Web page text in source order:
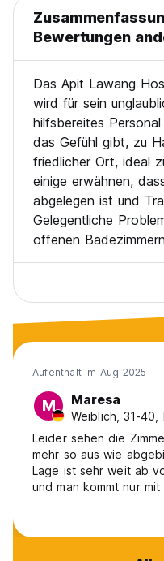
Bewertungen
Das Apit Lawang
wird für sein
hilfsbereites
das Gefühl gibt, zu
friedlicher Ort, ideal
einige erwähnen,
abgelegen ist und
Gelegentliche
offenen
Aufenthalt im Aug 2025
M Maresa
Leider sehen die
mehr so aus wie
Lage ist sehr weit ab
und man kommt nur mit
ich die guten
ganz verstanden. Da